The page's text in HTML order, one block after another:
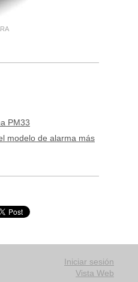
PM33
modelo de alarma más
Iniciar sesión
Vista Web